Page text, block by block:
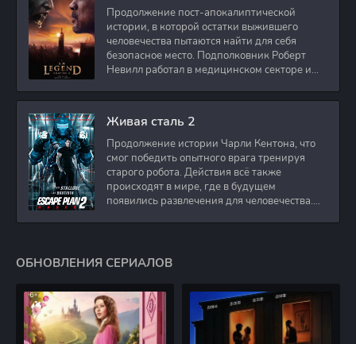
Продолжение пост-апокалиптической
истории, в которой остатки выжившего
человечества пытаются найти для себя
безопасное место. Подполковник Роберт
Невилл работал в медицинском секторе и
Живая сталь 2
Продолжение истории Чарли Кентона, что
смог победить опытного врага тренируя
старого робота. Действия всё также
происходят в мире, где в будущем
появились развлечения для человечества.
ОБНОВЛЕНИЯ СЕРИАЛОВ